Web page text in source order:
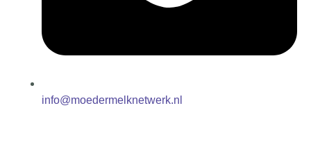
info@moedermelknetwerk.nl